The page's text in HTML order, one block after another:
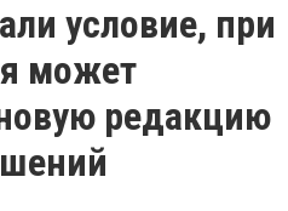
условие, при
может
редакцию